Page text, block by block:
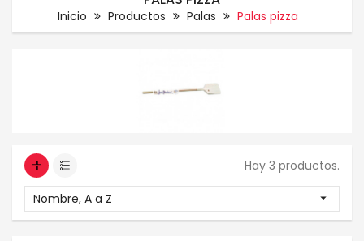
Inicio Productos Palas Palas pizza
Hay 3 productos.
Nombre, A a Z 